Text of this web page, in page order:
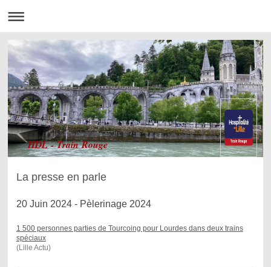
HDL - Train Rouge
La presse en parle
20 Juin 2024 - Pèlerinage 2024
1 500 personnes parties de Tourcoing pour Lourdes dans deux trains
spéciaux
(Lille Actu)